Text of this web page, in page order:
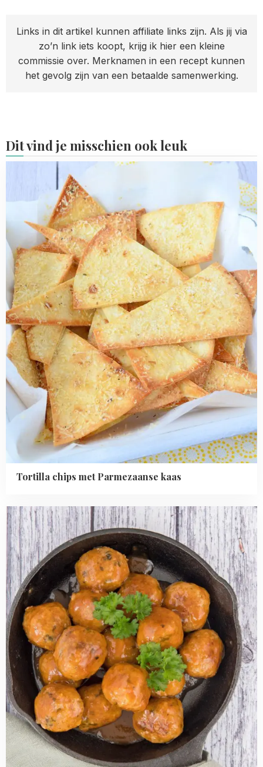
Links in dit artikel kunnen affiliate links zijn. Als jij via
zo’n link iets koopt, krijg ik hier een kleine
commissie over. Merknamen in een recept kunnen
het gevolg zijn van een betaalde samenwerking.
Dit vind je misschien ook leuk
Tortilla chips met Parmezaanse kaas
chips
met
Parmezaanse
kaas
Read
more
about
Abrikoos-
chipotle
gehaktballetjes